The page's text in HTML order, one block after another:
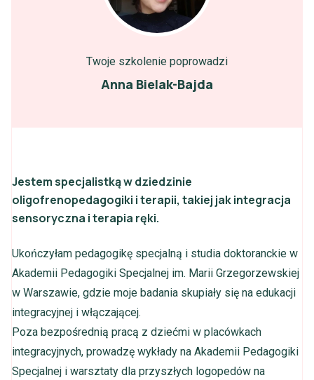
Twoje szkolenie poprowadzi
Anna Bielak-Bajda
Jestem specjalistką w dziedzinie
oligofrenopedagogiki i terapii, takiej jak integracja
sensoryczna i terapia ręki.
Ukończyłam pedagogikę specjalną i studia doktoranckie w
Akademii Pedagogiki Specjalnej im. Marii Grzegorzewskiej
w Warszawie, gdzie moje badania skupiały się na edukacji
integracyjnej i włączającej.
Poza bezpośrednią pracą z dziećmi w placówkach
integracyjnych, prowadzę wykłady na Akademii Pedagogiki
Specjalnej i warsztaty dla przyszłych logopedów na